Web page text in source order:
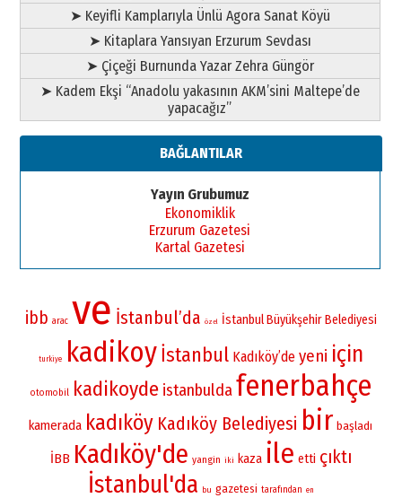
➤ Keyifli Kamplarıyla Ünlü Agora Sanat Köyü
➤ Kitaplara Yansıyan Erzurum Sevdası
➤ Çiçeği Burnunda Yazar Zehra Güngör
➤ Kadem Ekşi “Anadolu yakasının AKM’sini Maltepe’de
yapacağız”
BAĞLANTILAR
Yayın Grubumuz
Ekonomiklik
Erzurum Gazetesi
Kartal Gazetesi
ibb arac ve İstanbul’da özel İstanbul Büyükşehir Belediyesi
turkiye kadikoyİstanbul Kadıköy’de yeni için
otomobil kadikoyde istanbuldafenerbahçe
kamerada kadıköy Kadıköy Belediyesi bir başladı
İBB Kadıköy'de yangin iki kaza ile etti çıktı
İstanbul'da bu gazetesi tarafından en